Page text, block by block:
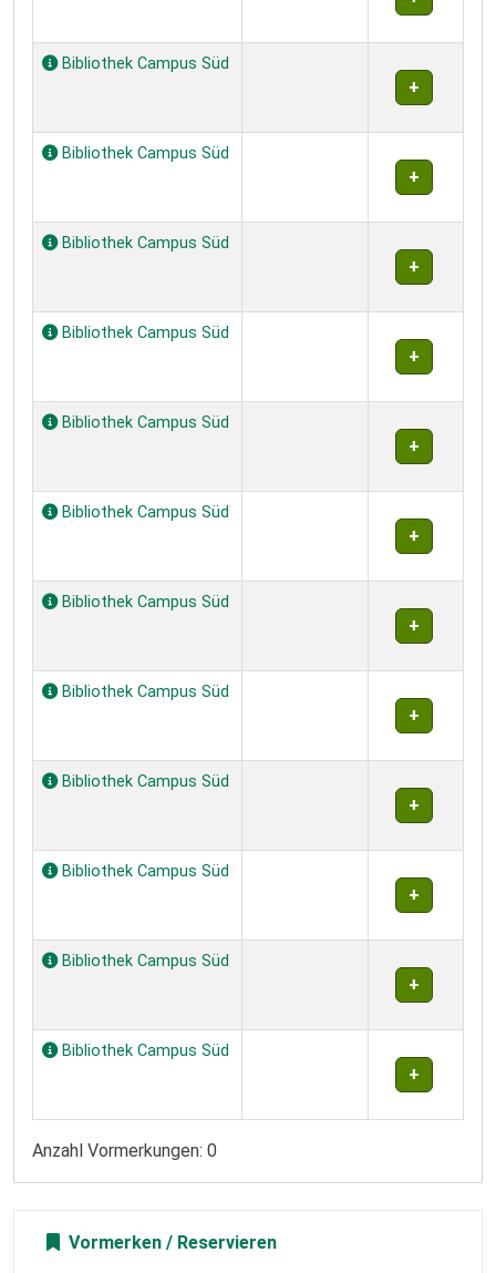
Bibliothek Campus Süd
Bibliothek Campus Süd
Bibliothek Campus Süd
Bibliothek Campus Süd
Bibliothek Campus Süd
Bibliothek Campus Süd
Bibliothek Campus Süd
Bibliothek Campus Süd
Bibliothek Campus Süd
Bibliothek Campus Süd
Bibliothek Campus Süd
Bibliothek Campus Süd
Anzahl Vormerkungen: 0
Vormerken